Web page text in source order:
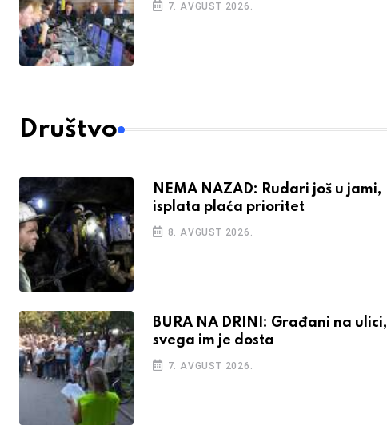
7. AVGUST 2026.
Društvo
NEMA NAZAD: Rudari još u jami,
isplata plaća prioritet
8. AVGUST 2026.
BURA NA DRINI: Građani na ulici,
svega im je dosta
7. AVGUST 2026.